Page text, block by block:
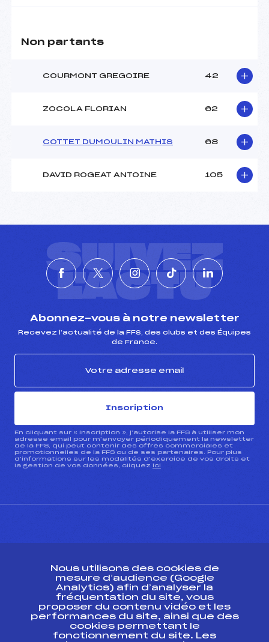
Non partants
COURMONT GREGOIRE 42
ZOCOLA FLORIAN 62
COTTET DUMOULIN MATHIS 68
DAVID ROGEAT ANTOINE 105
SUIVEZ
L'ACTU
Abonnez-vous à notre newsletter
Recevez l’actualité de la FFS, des clubs et des Équipes
de France.
Inscription
En cliquant sur « inscription », j’autorise la FFS à utiliser mon
adresse email pour m’envoyer périodiquement la newsletter
de la FFS, qui peut contenir des offres commerciales et
promotionnelles de la FFS ou de ses partenaires. Pour plus
d’informations sur les modalités d’exercice de vos droits et
la gestion de vos données, cliquez ici
Ressources
Pass’Neige
Projet sportif fédéral
Nous utilisons des cookies de
mesure d’audience (Google
Analytics) afin d’analyser la
fréquentation du site, vous
proposer du contenu vidéo et les
performances du site, ainsi que des
cookies permettant le
fonctionnement du site. Les